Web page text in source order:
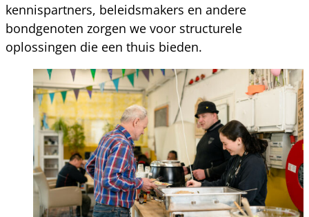
kennispartners, beleidsmakers en andere
bondgenoten zorgen we voor structurele
oplossingen die een thuis bieden.